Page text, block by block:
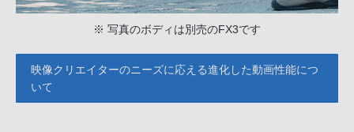
※ 写真のボディは別売のFX3です
映像クリエイターのニーズに応える進化した動画性能につ
いて